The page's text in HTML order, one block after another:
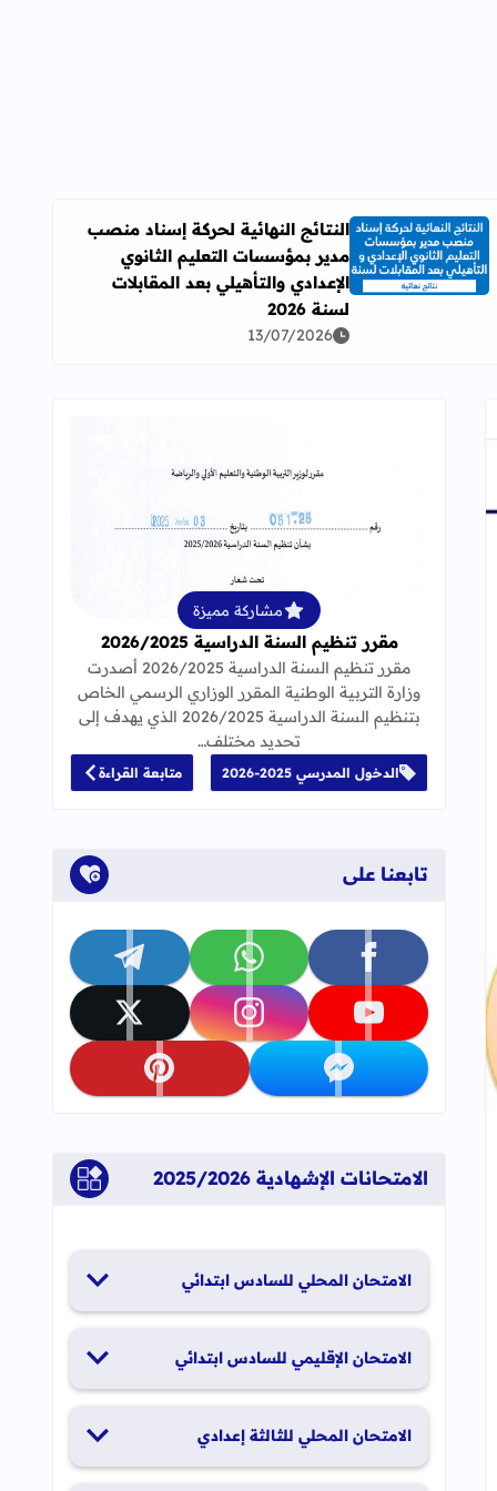
اقرأ المزيد عن النتائج النهائية لحركة إسناد منصب مدير بمؤسسات
النتائج النهائية لحركة إسناد منصب
مدير بمؤسسات التعليم الثانوي
الإعدادي والتأهيلي بعد المقابلات
لسنة 2026
13/07/2026
قراءة المزيد عن مقرر تنظيم السنة الدراسية
مشاركة مميزة
مقرر تنظيم السنة الدراسية 2026/2025
مقرر تنظيم السنة الدراسية 2026/2025 أصدرت
وزارة التربية الوطنية المقرر الوزاري الرسمي الخاص
بتنظيم السنة الدراسية 2026/2025 الذي يهدف إلى
تحديد مختلف…
الدخول المدرسي 2025-2026 متابعة القراءة
تابعنا على
تابعنا على facebook تابعنا على whatsapp تابعنا على telegram
تابعنا على youtube تابعنا على instagram تابعنا على x
تابعنا على messenger تابعنا على pinterest
الامتحانات الإشهادية 2025/2026
الامتحان المحلي للسادس ابتدائي
الامتحان الإقليمي للسادس ابتدائي
الامتحان المحلي للثالثة إعدادي